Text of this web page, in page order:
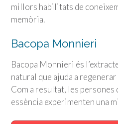
millors habilitats de
memòria.
Bacopa Monnieri
Bacopa Monnieri és
natural que ajuda a
Com a resultat, les
essència experimenten una